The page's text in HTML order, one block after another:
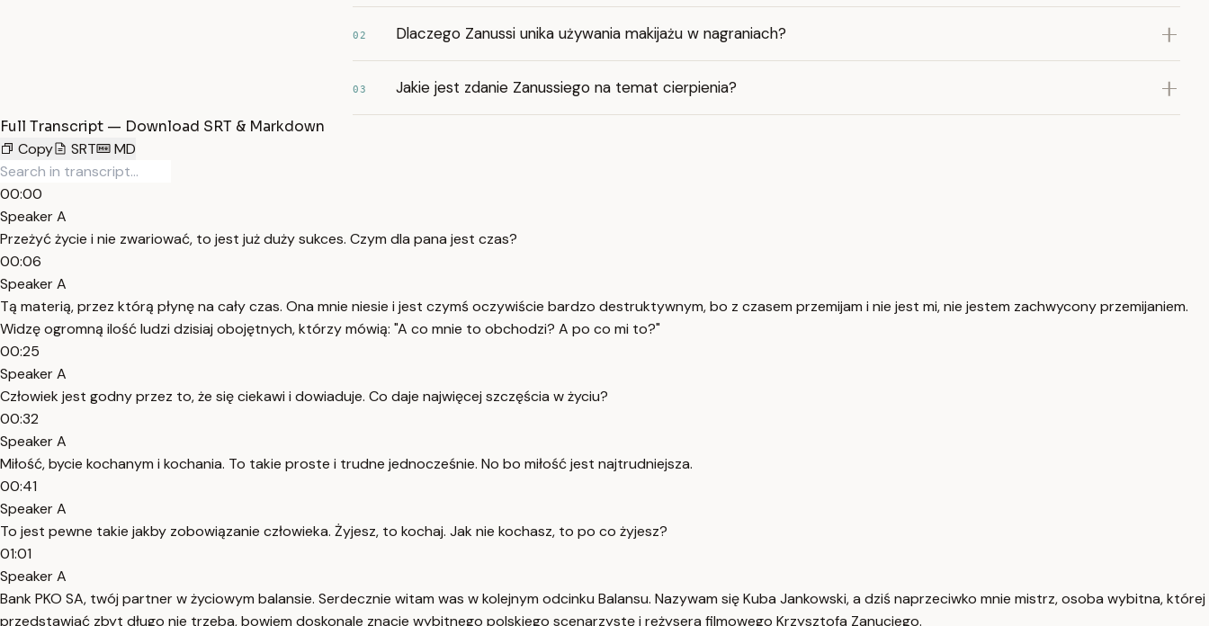
02 Dlaczego Zanussi unika używania makijażu w nagraniach?
03 Jakie jest zdanie Zanussiego na temat cierpienia?
Full Transcript — Download SRT & Markdown
Copy
SRT MD
00:00
Speaker A
Przeżyć życie i nie zwariować, to jest już duży sukces. Czym dla pana jest czas?
00:06
Speaker A
Tą materią, przez którą płynę na cały czas. Ona mnie niesie i jest czymś oczywiście bardzo destruktywnym, bo z czasem przemijam i nie jest mi, nie jestem zachwycony przemijaniem.
Widzę ogromną ilość ludzi dzisiaj obojętnych, którzy mówią: "A co mnie to obchodzi? A po co mi to?"
00:25
Speaker A
Człowiek jest godny przez to, że się ciekawi i dowiaduje. Co daje najwięcej szczęścia w życiu?
00:32
Speaker A
Miłość, bycie kochanym i kochania. To takie proste i trudne jednocześnie. No bo miłość jest najtrudniejsza.
00:41
Speaker A
To jest pewne takie jakby zobowiązanie człowieka. Żyjesz, to kochaj. Jak nie kochasz, to po co żyjesz?
01:01
Speaker A
Bank PKO SA, twój partner w życiowym balansie. Serdecznie witam was w kolejnym odcinku Balansu. Nazywam się Kuba Jankowski, a dziś naprzeciwko mnie mistrz, osoba wybitna, której
przedstawiać zbyt długo nie trzeba, bowiem doskonale znacie wybitnego polskiego scenarzystę i reżysera filmowego Krzysztofa Zanuciego.